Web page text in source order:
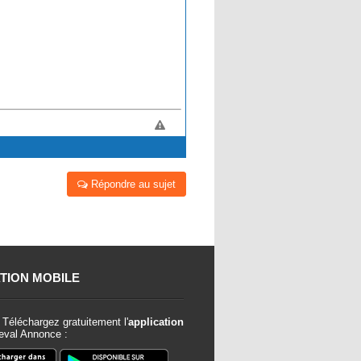
Répondre au sujet
MOBILE
Téléchargez gratuitement l'application
Annonce :